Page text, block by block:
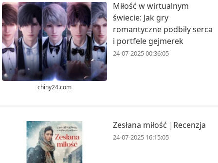
chiny24.com
Miłość w wirtualnym
świecie: Jak gry
romantyczne podbiły serca
i portfele gejmerek
24-07-2025 00:36:05
Zesłana miłość |Recenzja
24-07-2025 16:15:05